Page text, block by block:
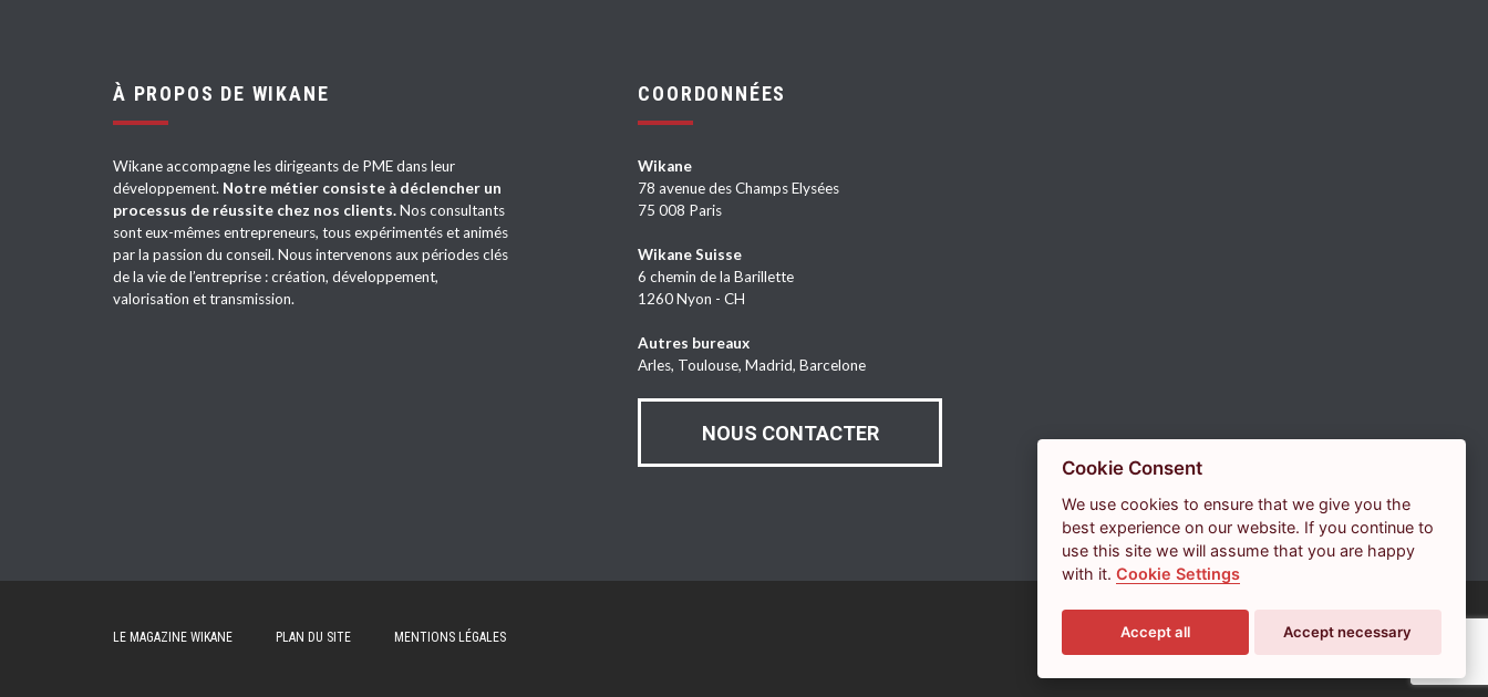
À PROPOS DE WIKANE
Wikane accompagne les dirigeants de PME dans leur
développement. Notre métier consiste à déclencher un
processus de réussite chez nos clients.Nos consultants
sont eux-mêmes entrepreneurs, tous expérimentés et animés
par la passion du conseil. Nous intervenons aux périodes clés
de la vie de l’entreprise : création, développement,
valorisation et transmission.
COORDONNÉES
Wikane
78 avenue des Champs Elysées
75 008 Paris
Wikane Suisse
6 chemin de la Barillette
1260 Nyon - CH
Autres bureaux
Arles, Toulouse, Madrid, Barcelone
NOUS CONTACTER
LE MAGAZINE WIKANE PLAN DU SITE MENTIONS LÉGALES
Cookie Consent
We use cookies to ensure that we give you the
best experience on our website. If you continue to
use this site we will assume that you are happy
with it.Cookie Settings
Accept all Accept necessary